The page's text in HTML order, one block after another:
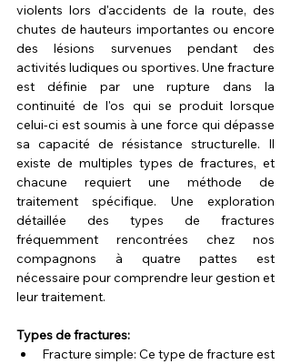
violents lors d'accidents de la route, des
chutes de hauteurs importantes ou encore
des lésions survenues pendant des
activités ludiques ou sportives. Une fracture
est définie par une rupture dans la
continuité de l'os qui se produit lorsque
celui-ci est soumis à une force qui dépasse
sa capacité de résistance structurelle. Il
existe de multiples types de fractures, et
chacune requiert une méthode de
traitement spécifique. Une exploration
détaillée des types de fractures
fréquemment rencontrées chez nos
compagnons à quatre pattes est
nécessaire pour comprendre leur gestion et
leur traitement.
Types de fractures:
Fracture simple: Ce type de fracture est